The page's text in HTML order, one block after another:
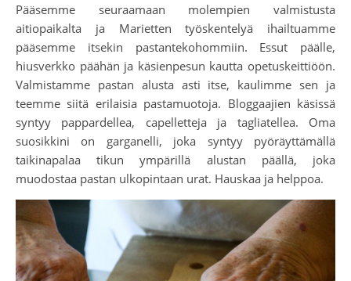
Pääsemme seuraamaan molempien valmistusta
aitiopaikalta ja Marietten työskentelyä ihailtuamme
pääsemme itsekin pastantekohommiin. Essut päälle,
hiusverkko päähän ja käsienpesun kautta opetuskeittiöön.
Valmistamme pastan alusta asti itse, kaulimme sen ja
teemme siitä erilaisia pastamuotoja. Bloggaajien käsissä
syntyy pappardellea, capelletteja ja tagliatellea. Oma
suosikkini on garganelli, joka syntyy pyöräyttämällä
taikinapalaa tikun ympärillä alustan päällä, joka
muodostaa pastan ulkopintaan urat. Hauskaa ja helppoa.